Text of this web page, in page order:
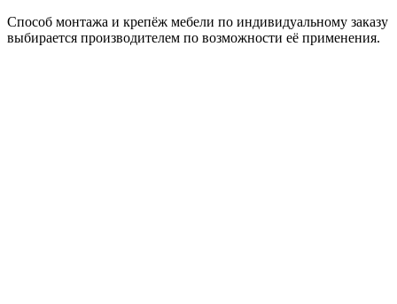
Способ монтажа и крепёж мебели по индивидуальному заказу
выбирается производителем по возможности её применения.